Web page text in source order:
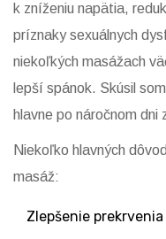
k zníženiu napätia,
príznaky sexuálnych
niekoľkých masážach
lepší spánok. Skúsil
hlavne po náročnom dni
Niekoľko hlavných
masáž:
Zlepšenie